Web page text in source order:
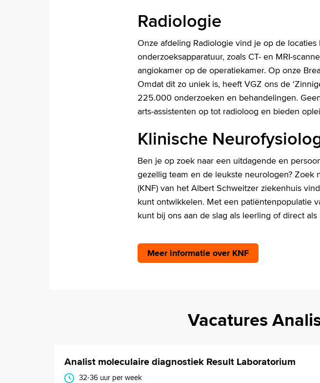
Radiologie
Onze afdeling Radiologie vind je op de
onderzoeksapparatuur, zoals CT- en MRI-
angiokamer op de operatiekamer. Op onze
Omdat dit zo uniek is, heeft VGZ ons de
225.000 onderzoeken en behandelingen.
arts-assistenten op tot radioloog en bieden
Klinische
Ben je op zoek naar een uitdagende en
gezellig team en de leukste neurologen?
(KNF) van het Albert Schweitzer ziekenhuis
kunt ontwikkelen. Met een patiëntenpopulatie
kunt bij ons aan de slag als leerling of direct als
Meer informatie over KNF
Vacatures
Analist moleculaire diagnostiek Result Laboratorium
32-36 uur per week